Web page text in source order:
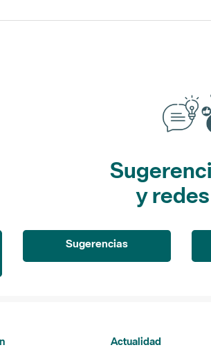
y
Sugerencias
Actualidad